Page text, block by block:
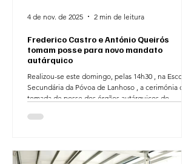
Frederico Castro e António Queirós
tomam posse para novo mandato
autárquico
Realizou-se este domingo, pelas 14h30 , na Escola
Secundária da Póvoa de Lanhoso , a cerimónia de
tomada de posse dos órgãos autárquicos do
de um novo ciclo político no Concelho. O ato
Póvoa de Lanhoso , que renovou o seu
4 de nov. de 2025 2 min de leitura